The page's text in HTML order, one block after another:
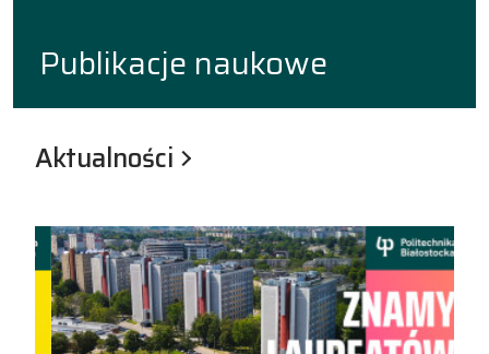
Publikacje naukowe
Aktualności